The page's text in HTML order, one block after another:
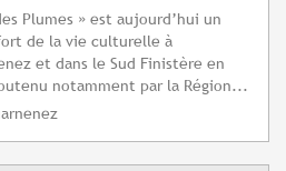
Plumes » est aujourd’hui un
de la vie culturelle à
et dans le Sud Finistère en
notamment par la Région...